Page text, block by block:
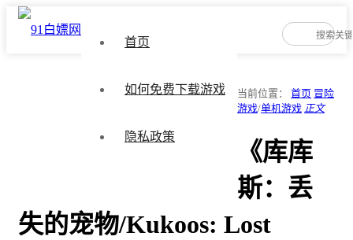
首页
如何免费下载游戏
隐私政策
当前位置： 首页 冒险
游戏/单机游戏 正文
《库库
斯：丢
失的宠物/Kukoos: Lost